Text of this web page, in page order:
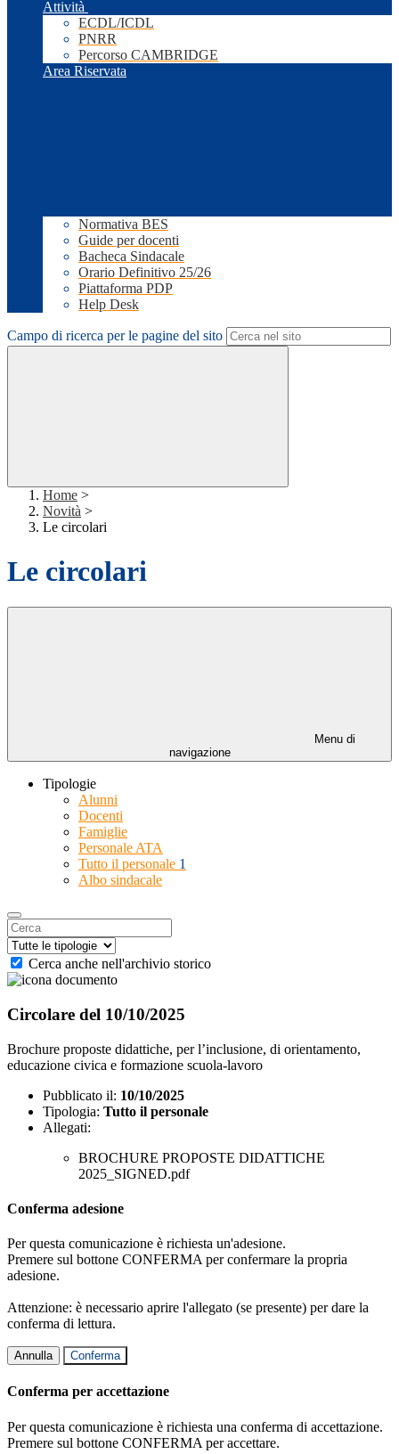
Attività
ECDL/ICDL
PNRR
Percorso CAMBRIDGE
Area Riservata
Normativa BES
Guide per docenti
Bacheca Sindacale
Orario Definitivo 25/26
Piattaforma PDP
Help Desk
Campo di ricerca per le pagine del sito
Home >
Novità >
Le circolari
Le circolari
Menu di
navigazione
Tipologie
Alunni
Docenti
Famiglie
Personale ATA
Tutto il personale 1
Albo sindacale
Cerca anche nell'archivio storico
Circolare del 10/10/2025
Brochure proposte didattiche, per l’inclusione, di orientamento,
educazione civica e formazione scuola-lavoro
Pubblicato il: 10/10/2025
Tipologia: Tutto il personale
Allegati:
BROCHURE PROPOSTE DIDATTICHE
2025_SIGNED.pdf
Conferma adesione
Per questa comunicazione è richiesta un'adesione.
Premere sul bottone CONFERMA per confermare la propria
adesione.
Attenzione: è necessario aprire l'allegato (se presente) per dare la
conferma di lettura.
Annulla Conferma
Conferma per accettazione
Per questa comunicazione è richiesta una conferma di accettazione.
Premere sul bottone CONFERMA per accettare.